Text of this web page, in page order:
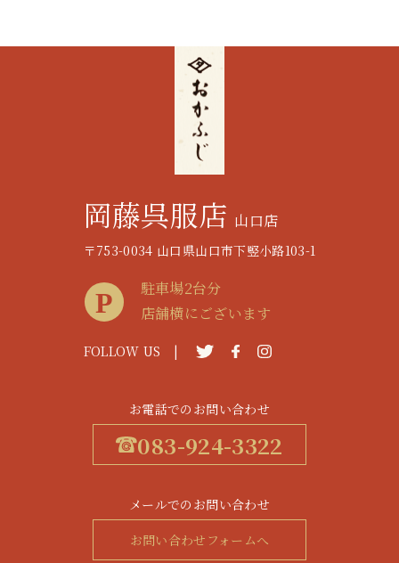
岡藤呉服店 山口店
〒753-0034 山口県山口市下竪小路103-1
駐車場2台分
店舗横にございます
FOLLOW US |
お電話でのお問い合わせ
083-924-3322
メールでのお問い合わせ
お問い合わせフォームへ